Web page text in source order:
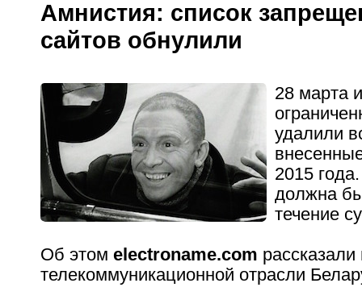
Амнистия: список
сайтов обнулили
28 марта
удалили
2015
должна
течение
Об этом electroname.com рассказали
телекоммуникационной отрасли